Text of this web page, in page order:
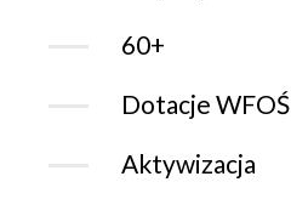
60+
Dotacje WFOŚ
Aktywizacja